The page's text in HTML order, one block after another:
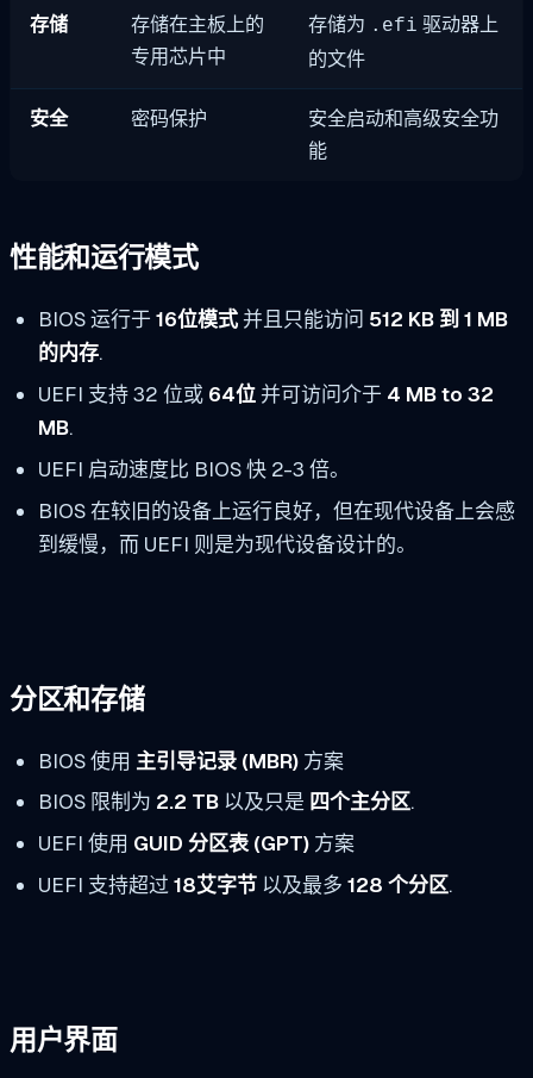
存储
存储在主板上的
专用芯片中
存储为 .efi 驱动器上
的文件
安全 密码保护
安全启动和高级安全功
能
性能和运行模式
BIOS 运行于 16位模式并且只能访问 512 KB 到 1 MB
的内存.
UEFI 支持 32 位或 64位并可访问介于 4 MB to 32
MB.
UEFI 启动速度比 BIOS 快 2-3 倍。
BIOS 在较旧的设备上运行良好，但在现代设备上会感
到缓慢，而 UEFI 则是为现代设备设计的。
分区和存储
BIOS 使用 主引导记录 (MBR)方案
BIOS 限制为 2.2 TB以及只是 四个主分区.
UEFI 使用 GUID 分区表 (GPT)方案
UEFI 支持超过18艾字节以及最多 128 个分区.
用户界面